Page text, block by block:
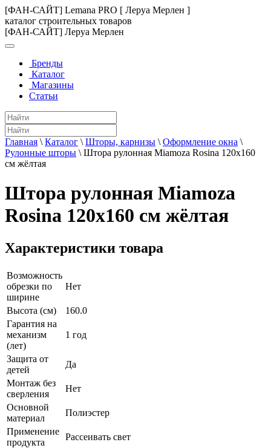
[ФАН-САЙТ] Lemana PRO [ Леруа Мерлен ]
каталог строительных товаров
[ФАН-САЙТ] Леруа Мерлен
Бренды
Каталог
Магазины
Статьи
Главная \ Каталог \ Шторы, карнизы \ Оформление окна \
Рулонные шторы \ Штора рулонная Miamoza Rosina 120x160
см жёлтая
Штора рулонная Miamoza
Rosina 120x160 см жёлтая
Характеристики товара
Возможность
обрезки по
ширине
Нет
Высота (см)
160.0
Гарантия на
механизм
(лет)
1 год
Защита от
детей
Да
Монтаж без
сверления
Нет
Основной
материал
Полиэстер
Применение
продукта
Рассеивать свет